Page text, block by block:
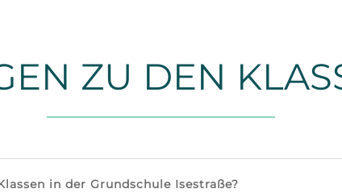
ZU DEN
in der Grundschule Isestraße?